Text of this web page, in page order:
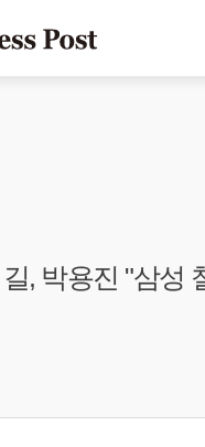
, 박용진 "삼성